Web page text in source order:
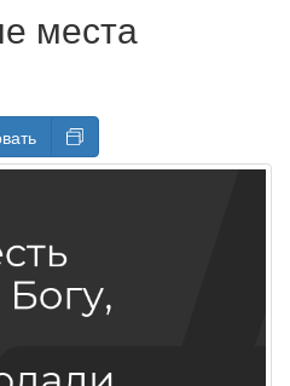
места